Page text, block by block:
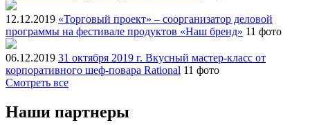
12.12.2019 «Торговый проект» – соорганизатор деловой
программы на фестивале продуктов «Наш бренд» 11 фото
06.12.2019 31 октября 2019 г. Вкусный мастер-класс от
корпоративного шеф-повара Rational 11 фото
Смотреть все
Наши партнеры